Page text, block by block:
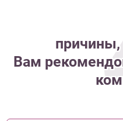
Вам